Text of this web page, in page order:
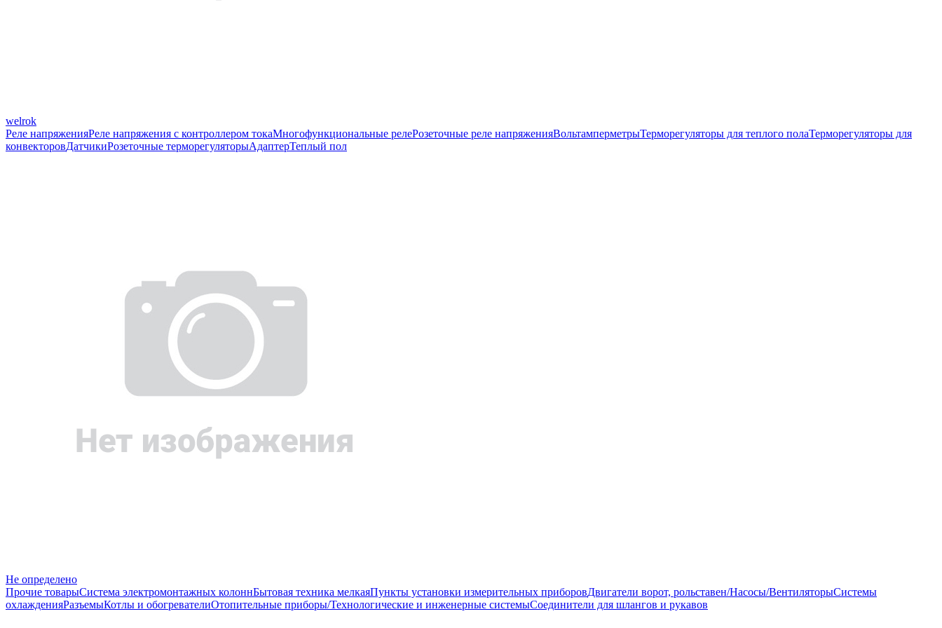
welrok
Реле напряженияРеле напряжения с контроллером токаМногофункциональные релеРозеточные реле напряженияВольтамперметрыТерморегуляторы для теплого полаТерморегуляторы для
конвекторовДатчикиРозеточные терморегуляторыАдаптерТеплый пол
Не определено
Прочие товарыСистема электромонтажных колоннБытовая техника мелкаяПункты установки измерительных приборовДвигатели ворот, рольставен/Насосы/ВентиляторыСистемы
охлажденияРазъемыКотлы и обогревателиОтопительные приборы/Технологические и инженерные системыСоединители для шлангов и рукавов